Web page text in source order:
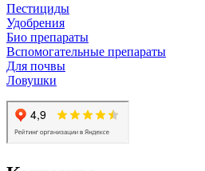
Пестициды
Удобрения
Био препараты
Вспомогательные препараты
Для почвы
Ловушки